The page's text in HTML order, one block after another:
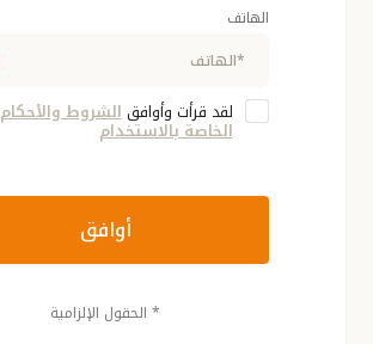
الهاتف
لقد قرأت وأوافقالشروط والأحكام
الخاصة بالاستخدام
أوافق
* الحقول الإلزامية